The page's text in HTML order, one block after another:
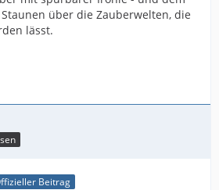
über die Zauberwelten, die
lässt.
Beitrag